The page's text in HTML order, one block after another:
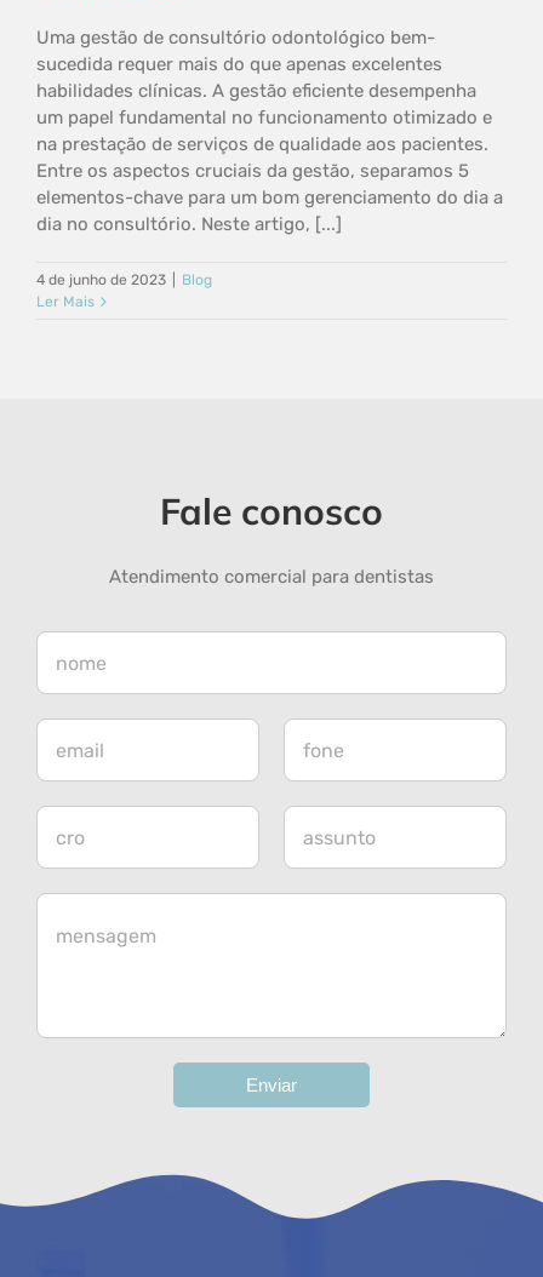
Uma gestão de consultório odontológico bem-
sucedida requer mais do que apenas excelentes
habilidades clínicas. A gestão eficiente desempenha
um papel fundamental no funcionamento otimizado e
na prestação de serviços de qualidade aos pacientes.
Entre os aspectos cruciais da gestão, separamos 5
elementos-chave para um bom gerenciamento do dia a
dia no consultório. Neste artigo, [...]
4 de junho de 2023
Blog
Ler Mais
Fale conosco
Atendimento comercial para dentistas
Enviar